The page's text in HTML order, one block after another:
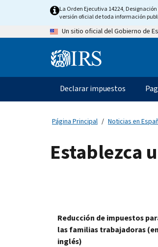
content
La Orden Ejecutiva 14224,
versión oficial de toda información
Un sitio oficial del Gobierno de
Information
Navegación
principal
Declarar impuestos
Página Principal Noticias en
Establezca
Reducción de impuestos
las familias trabajadoras (en
inglés)